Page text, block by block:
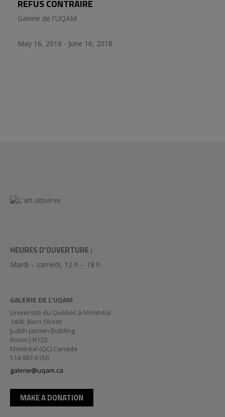
REFUS CONTRAIRE
Galerie de l'UQAM
May 16, 2018 - June 16, 2018
HEURES D'OUVERTURE :
Mardi – samedi, 12 h – 18 h
GALERIE DE L’UQAM
Université du Québec à Montréal
1400, Berri Street
Judith-Jasmin Building
Room J-R120
Montréal (QC) Canada
514 987-6150
galerie@uqam.ca
MAKE A DONATION